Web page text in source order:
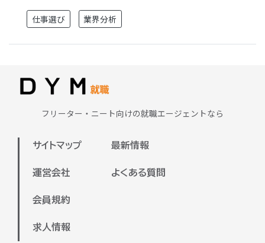
仕事選び 業界分析
フリーター・ニート向けの就職エージェントなら
サイトマップ
運営会社
会員規約
求人情報
最新情報
よくある質問